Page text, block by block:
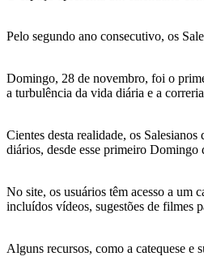
Pelo segundo ano consecutivo, os
Domingo, 28 de novembro, foi o
a turbulência da vida diária e a
Cientes desta realidade, os
diários, desde esse primeiro
No site, os usuários têm acesso a um
incluídos vídeos, sugestões de filmes
Alguns recursos, como a catequese e